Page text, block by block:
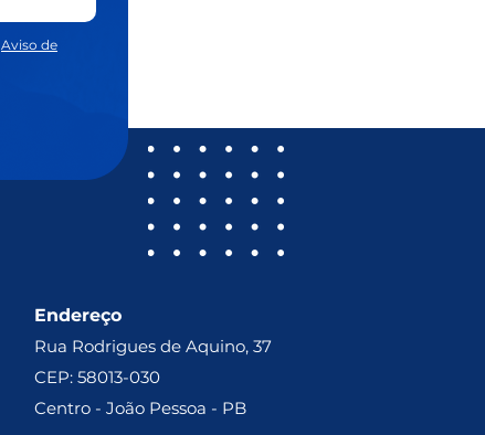
Endereço
Rua Rodrigues de Aquino, 37
CEP: 58013-030
Centro - João Pessoa - PB
Aviso de